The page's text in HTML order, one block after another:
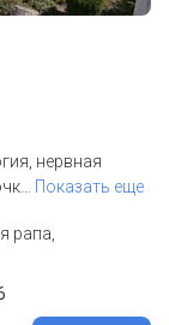
нервная
Показать еще
рапа,